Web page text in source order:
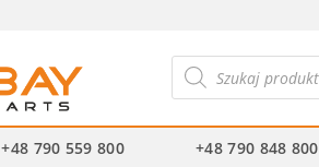
produktów
+48 790 559 800 +48 790 848 800